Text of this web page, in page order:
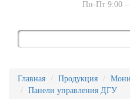
Пн-Пт 9:00
Главная Продукция
Панели управления ДГУ